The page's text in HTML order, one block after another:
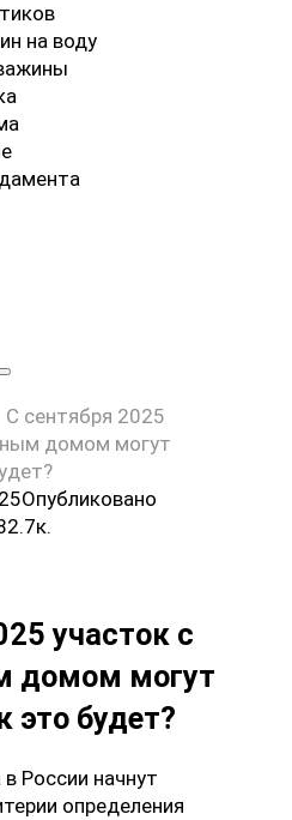
на воду
С сентября 2025
домом могут
Опубликовано
2.7к.
участок с
домом могут
это будет?
России начнут
определения